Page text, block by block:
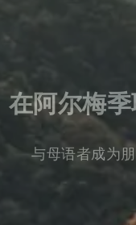
在阿尔梅
与母语者成为